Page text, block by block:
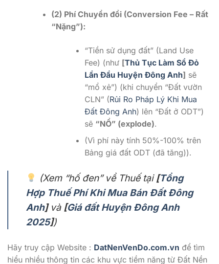
(2) Phí Chuyển đổi (Conversion Fee – Rất
“Nặng”):
“Tiền sử dụng đất” (Land Use
Fee) (như [Thủ Tục Làm Sổ Đỏ
Lần Đầu Huyện Đông Anh] sẽ
“mổ xẻ”) (khi chuyển “Đất vườn
CLN” (Rủi Ro Pháp Lý Khi Mua
Đất Đông Anh) lên “Đất ở ODT”)
sẽ “NỔ” (explode).
(Vì phí này tính 50%-100% trên
Bảng giá đất ODT (đã tăng)).
(Xem “hố đen” về Thuế tại[Tổng
Hợp Thuế Phí Khi Mua Bán Đất Đông
Anh]và [Giá đất Huyện Đông Anh
2025])
Hãy truy cập Website : DatNenVenDo.com.vn để tìm
hiểu nhiều thông tin các khu vực tiềm năng từ Đất Nền